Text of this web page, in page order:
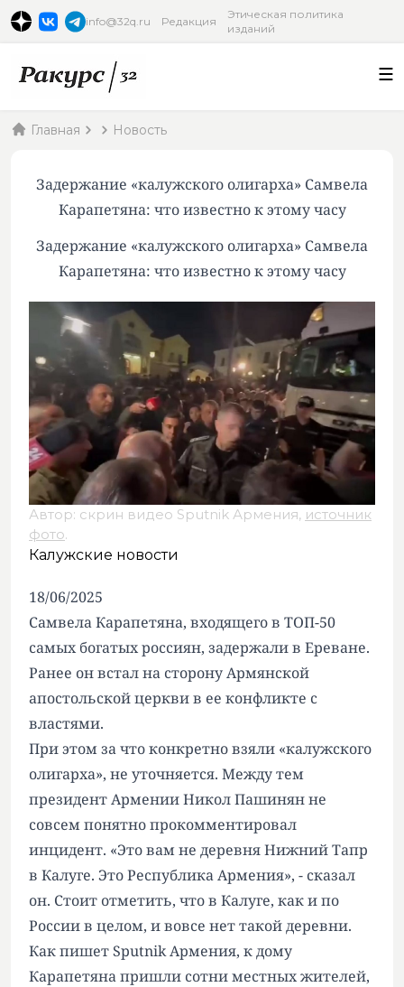
info@32q.ru Редакция
Этическая политика
изданий
Главная Новость
Задержание «калужского олигарха» Самвела
Карапетяна: что известно к этому часу
Задержание «калужского олигарха» Самвела
Карапетяна: что известно к этому часу
Автор: скрин видео Sputnik Армения, источник
фото.
Калужские новости
18/06/2025
Самвела Карапетяна, входящего в ТОП-50
самых богатых россиян, задержали в Ереване.
Ранее он встал на сторону Армянской
апостольской церкви в ее конфликте с
властями.
При этом за что конкретно взяли «калужского
олигарха», не уточняется. Между тем
президент Армении Никол Пашинян не
совсем понятно прокомментировал
инцидент. «Это вам не деревня Нижний Тапр
в Калуге. Это Республика Армения», - сказал
он. Стоит отметить, что в Калуге, как и по
России в целом, и вовсе нет такой деревни.
Как пишетSputnik Армения, к дому
Карапетяна пришли сотни местных жителей,